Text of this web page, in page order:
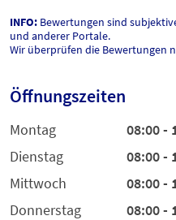
INFO: Bewertungen sind
und anderer Portale.
Wir überprüfen die Bewertungen
Öffnungszeiten
Montag
08:00 -
Dienstag
08:00 -
Mittwoch
08:00 -
Donnerstag
08:00 -